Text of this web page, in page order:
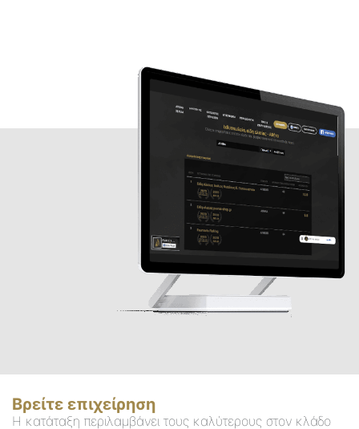
Βρείτε επιχείρηση
Η κατάταξη περιλαμβάνει τους καλύτερους στον κλάδο